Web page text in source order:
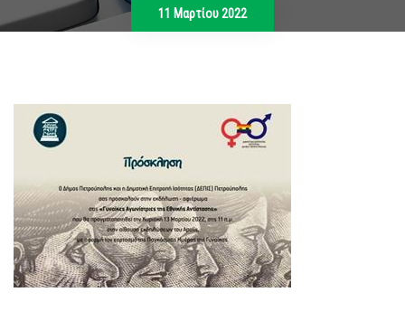
11 Μαρτίου 2022